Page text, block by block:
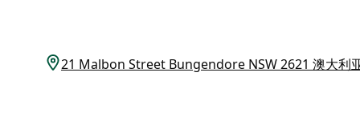
21 Malbon Street Bungendore NSW 2621 澳大利